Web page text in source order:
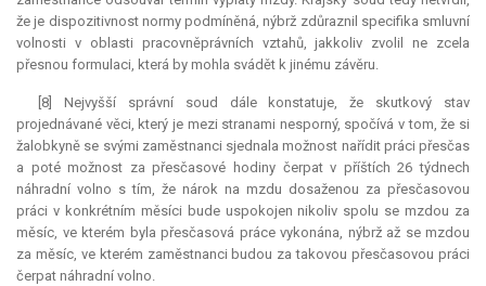
že je dispozitivnost normy podmíněná, nýbrž zdůraznil specifika smluvní
volnosti v oblasti pracovněprávních vztahů, jakkoliv zvolil ne zcela
přesnou formulaci, která by mohla svádět k jinému závěru.
[8] Nejvyšší správní soud dále konstatuje, že skutkový stav
projednávané věci, který je mezi stranami nesporný, spočívá v tom, že si
žalobkyně se svými zaměstnanci sjednala možnost nařídit práci přesčas
a poté možnost za přesčasové hodiny čerpat v příštích 26 týdnech
náhradní volno s tím, že nárok na mzdu dosaženou za přesčasovou
práci v konkrétním měsíci bude uspokojen nikoliv spolu se mzdou za
měsíc, ve kterém byla přesčasová práce vykonána, nýbrž až se mzdou
za měsíc, ve kterém zaměstnanci budou za takovou přesčasovou práci
čerpat náhradní volno.